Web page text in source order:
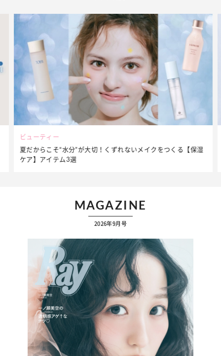
ビューティー
夏だからこそ“水分”が大切！くずれないメイクをつくる【保湿
ケア】アイテム3選
MAGAZINE
2026年9月号